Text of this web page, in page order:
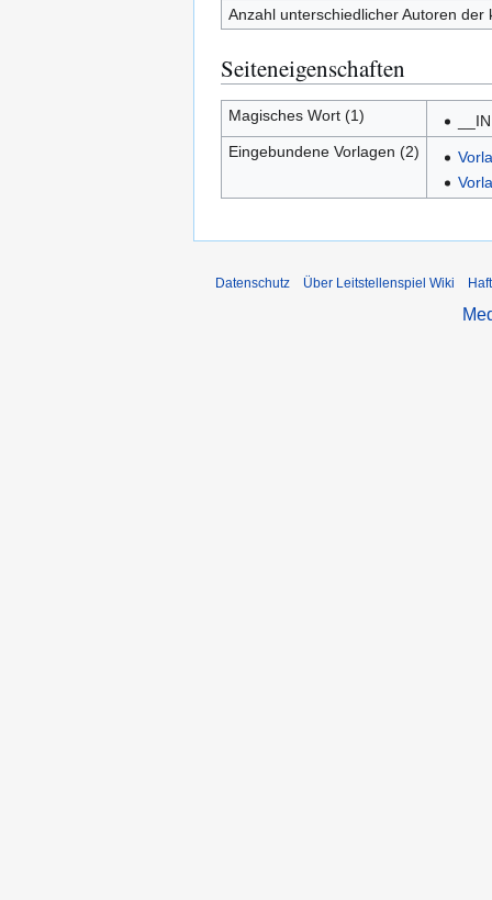
Anzahl unterschiedlicher Autoren
Seiteneigenschaften
Magisches Wort (1)
Eingebundene Vorlagen (2)
Datenschutz Über Leitstellenspiel Wiki